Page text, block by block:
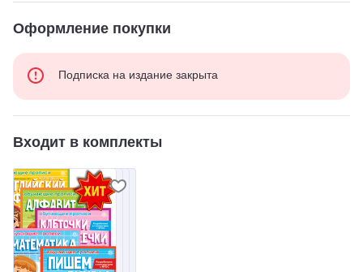
Оформление покупки
Подписка на издание закрыта
Входит в комплекты